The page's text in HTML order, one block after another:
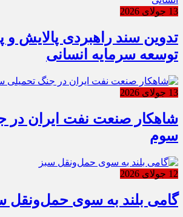
13 جولای 2026
تدوین سند راهبردی پالایش
توسعه سرمایه انسانی
13 جولای 2026
شاهکار صنعت نفت ایران در
سوم
12 جولای 2026
گامی بلند به سوی حمل‌ونقل